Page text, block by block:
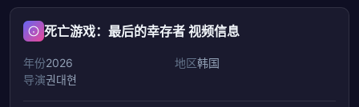
死亡游戏：最后的幸存者 视频信息
年份2026 地区韩国
导演권대현